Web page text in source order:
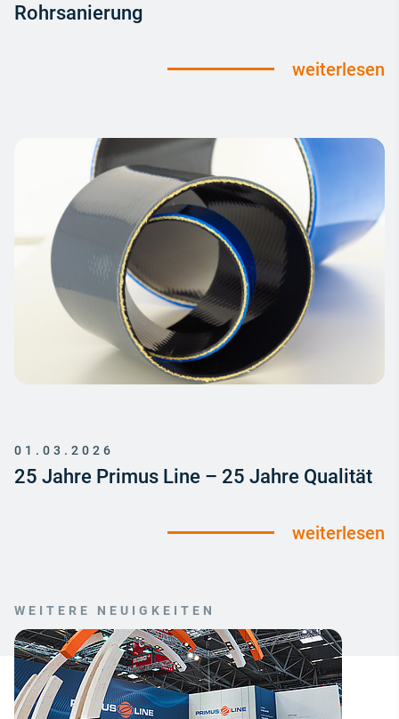
Rohrsanierung
weiterlesen
01.03.2026
25 Jahre Primus Line – 25 Jahre Qualität
weiterlesen
WEITERE NEUIGKEITEN